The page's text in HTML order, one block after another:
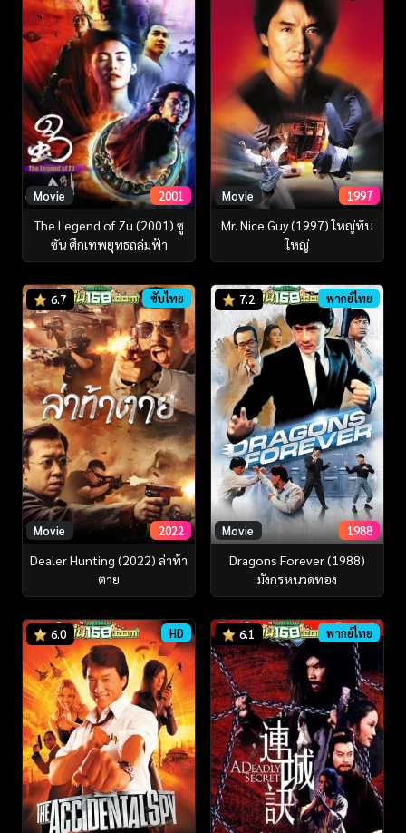
Movie 2001
The Legend of Zu (2001) ซู
ซัน ศึกเทพยุทธถล่มฟ้า
Movie 1997
Mr. Nice Guy (1997) ใหญ่ทับ
ใหญ่
6.7 ซับไทย
Movie 2022
Dealer Hunting (2022) ล่าท้า
ตาย
7.2 พากย์ไทย
Movie 1988
Dragons Forever (1988)
มังกรหนวดทอง
6.0 HD 6.1 พากย์ไทย